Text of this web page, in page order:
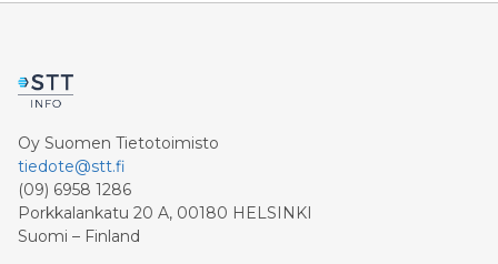
Oy Suomen Tietotoimisto
tiedote@stt.fi
(09) 6958 1286
Porkkalankatu 20 A, 00180 HELSINKI
Suomi – Finland